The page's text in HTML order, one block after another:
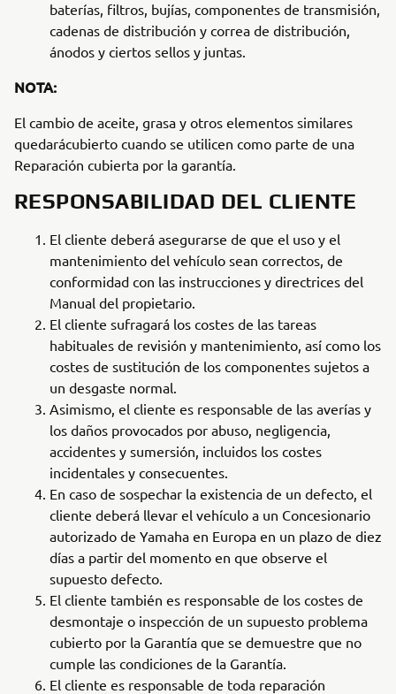
baterías, filtros, bujías, componentes de transmisión,
cadenas de distribución y correa de distribución,
ánodos y ciertos sellos y juntas.
NOTA:
El cambio de aceite, grasa y otros elementos similares
quedarácubierto cuando se utilicen como parte de una
Reparación cubierta por la garantía.
RESPONSABILIDAD DEL CLIENTE
El cliente deberá asegurarse de que el uso y el
mantenimiento del vehículo sean correctos, de
conformidad con las instrucciones y directrices del
Manual del propietario.
El cliente sufragará los costes de las tareas
habituales de revisión y mantenimiento, así como los
costes de sustitución de los componentes sujetos a
un desgaste normal.
Asimismo, el cliente es responsable de las averías y
los daños provocados por abuso, negligencia,
accidentes y sumersión, incluidos los costes
incidentales y consecuentes.
En caso de sospechar la existencia de un defecto, el
cliente deberá llevar el vehículo a un Concesionario
autorizado de Yamaha en Europa en un plazo de diez
días a partir del momento en que observe el
supuesto defecto.
El cliente también es responsable de los costes de
desmontaje o inspección de un supuesto problema
cubierto por la Garantía que se demuestre que no
cumple las condiciones de la Garantía.
El cliente es responsable de toda reparación